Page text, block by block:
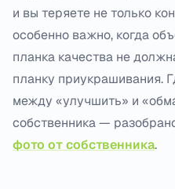
и вы теряете не только
особенно важно, когда
планка качества не
планку приукрашивания.
между «улучшить» и
собственника —
фото от собственника.